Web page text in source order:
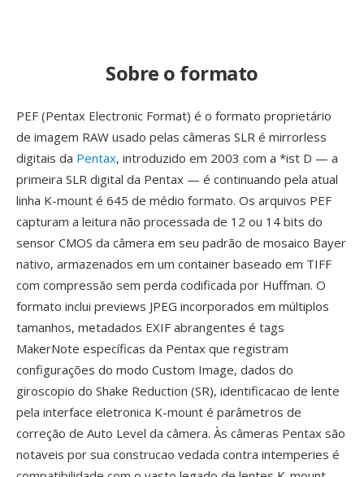
Sobre o formato
PEF (Pentax Electronic Format) é o formato proprietário
de imagem RAW usado pelas câmeras SLR é mirrorless
digitais da Pentax, introduzido em 2003 com a *ist D — a
primeira SLR digital da Pentax — é continuando pela atual
linha K-mount é 645 de médio formato. Os arquivos PEF
capturam a leitura não processada de 12 ou 14 bits do
sensor CMOS da câmera em seu padrão de mosaico Bayer
nativo, armazenados em um container baseado em TIFF
com compressão sem perda codificada por Huffman. O
formato inclui previews JPEG incorporados em múltiplos
tamanhos, metadados EXIF abrangentes é tags
MakerNote específicas da Pentax que registram
configurações do modo Custom Image, dados do
giroscopio do Shake Reduction (SR), identificacao de lente
pela interface eletronica K-mount é parâmetros de
correção de Auto Level da câmera. Às câmeras Pentax são
notaveis por sua construcao vedada contra intemperies é